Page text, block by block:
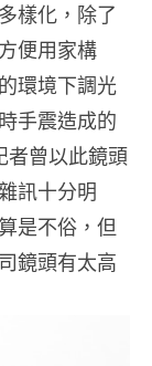
樣化，除了
便用家構
環境下調光
手震造成的
者曾以此鏡頭
訊十分明
是不俗，但
鏡頭有太高